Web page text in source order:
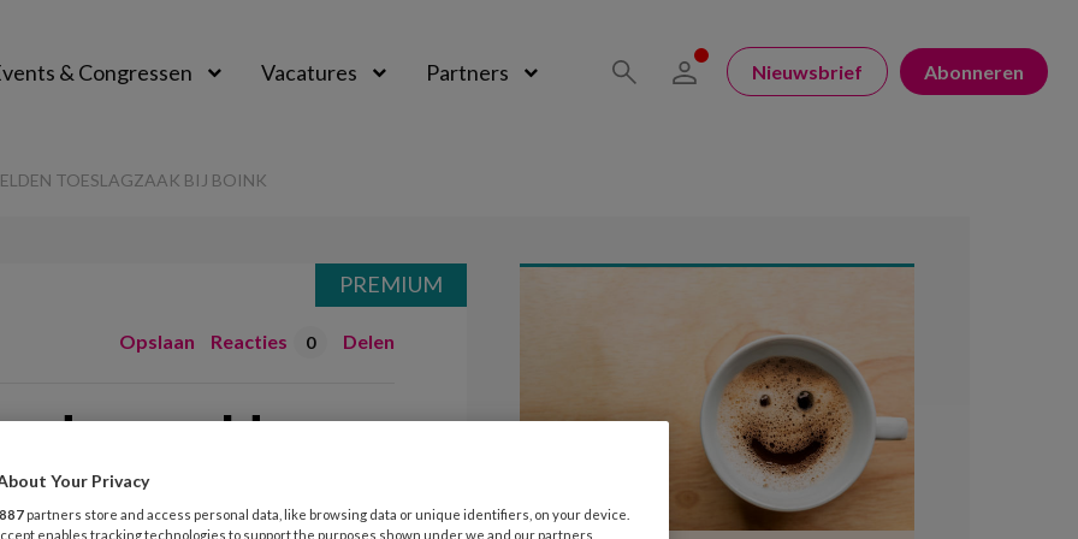
& Congressen Vacatures Partners Nieuwsbrief Abonneren
TOESLAGZAAK BIJ BOINK
Opslaan Reacties 0 Delen
melden
PREMIUM
Your Privacy
887 partners store and access personal data, like browsing data or unique identifiers, on your device.
enables tracking technologies to support the purposes shown under we and our partners